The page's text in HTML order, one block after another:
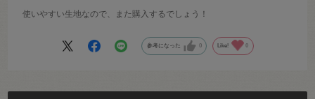
使いやすい生地なので、また購入するでしょう！
参考になった 0 Like! 0